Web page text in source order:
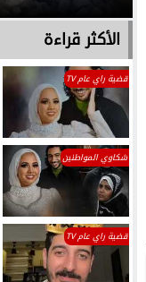
الأكثر قراءة
قضية راي عام TV
شكاوي المواطنين
قضية راي عام TV